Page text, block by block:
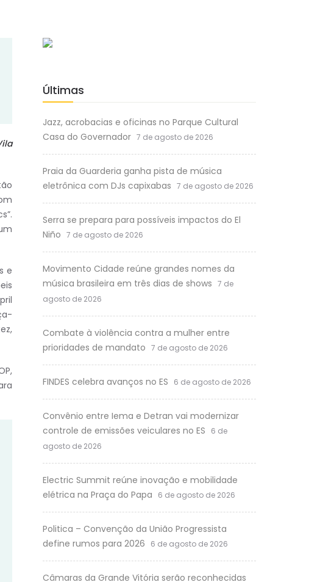
e
Últimas
Jazz, acrobacias e oficinas no Parque Cultural
Casa do Governador 7 de agosto de 2026
Praia da Guarderia ganha pista de música
eletrônica com DJs capixabas 7 de agosto de 2026
Serra se prepara para possíveis impactos do El
Niño 7 de agosto de 2026
Movimento Cidade reúne grandes nomes da
música brasileira em três dias de shows 7 de
agosto de 2026
Combate à violência contra a mulher entre
prioridades de mandato 7 de agosto de 2026
FINDES celebra avanços no ES 6 de agosto de 2026
Convênio entre Iema e Detran vai modernizar
controle de emissões veiculares no ES
6 de
agosto de 2026
Electric Summit reúne inovação e mobilidade
elétrica na Praça do Papa
6 de agosto de 2026
Politica – Convenção da União Progressista
define rumos para 2026
6 de agosto de 2026
Câmaras da Grande Vitória serão reconhecidas